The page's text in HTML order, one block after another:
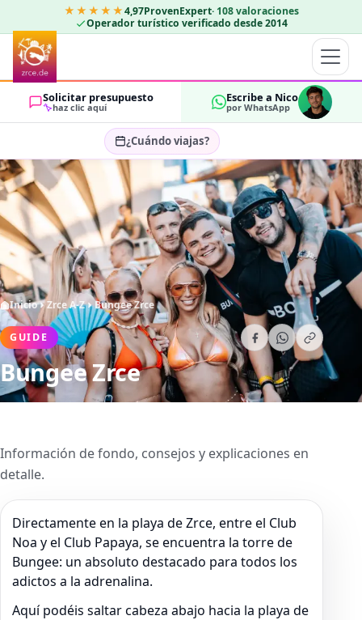
★★★★★4,97ProvenExpert· 108 valoraciones
Operador turístico verificado desde 2014
Solicitar presupuesto
haz clic aquí
Escribe a Nico
por WhatsApp
¿Cuándo viajas?
Seleccionar fechas…
HUÉSPEDES
2 OK
Inicio Zrce A-Z Bungee Zrce
GUIDE
Bungee Zrce
Información de fondo, consejos y explicaciones en
detalle.
Directamente en la playa de Zrce, entre el Club
Noa y el Club Papaya, se encuentra la torre de
Bungee: un absoluto destacado para todos los
adictos a la adrenalina.
Aquí podéis saltar cabeza abajo hacia la playa de